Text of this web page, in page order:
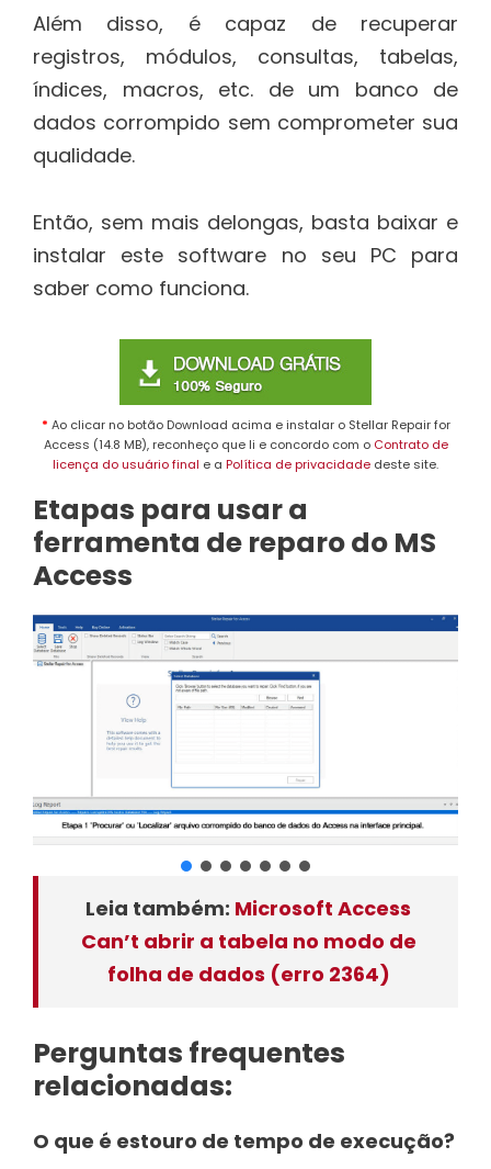
Além disso, é capaz de recuperar
registros, módulos, consultas, tabelas,
índices, macros, etc. de um banco de
dados corrompido sem comprometer sua
qualidade.
Então, sem mais delongas, basta baixar e
instalar este software no seu PC para
saber como funciona.
* Ao clicar no botão Download acima e instalar o Stellar Repair for
Access (14.8 MB), reconheço que li e concordo com o Contrato de
licença do usuário final e a Política de privacidade deste site.
Etapas para usar a
ferramenta de reparo do MS
Access
Leia também: Microsoft Access
Can’t abrir a tabela no modo de
folha de dados (erro 2364)
Perguntas frequentes
relacionadas:
O que é estouro de tempo de execução?